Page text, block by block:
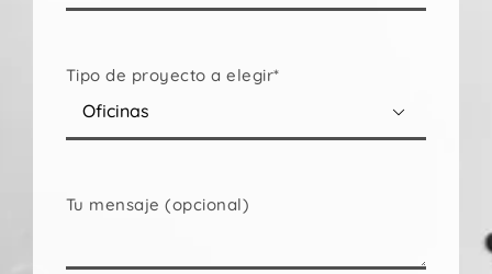
Tipo de proyecto a elegir*

Tu mensaje (opcional)